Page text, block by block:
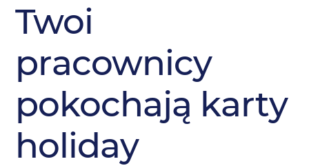
Twoi
pracownicy
pokochają karty
holiday